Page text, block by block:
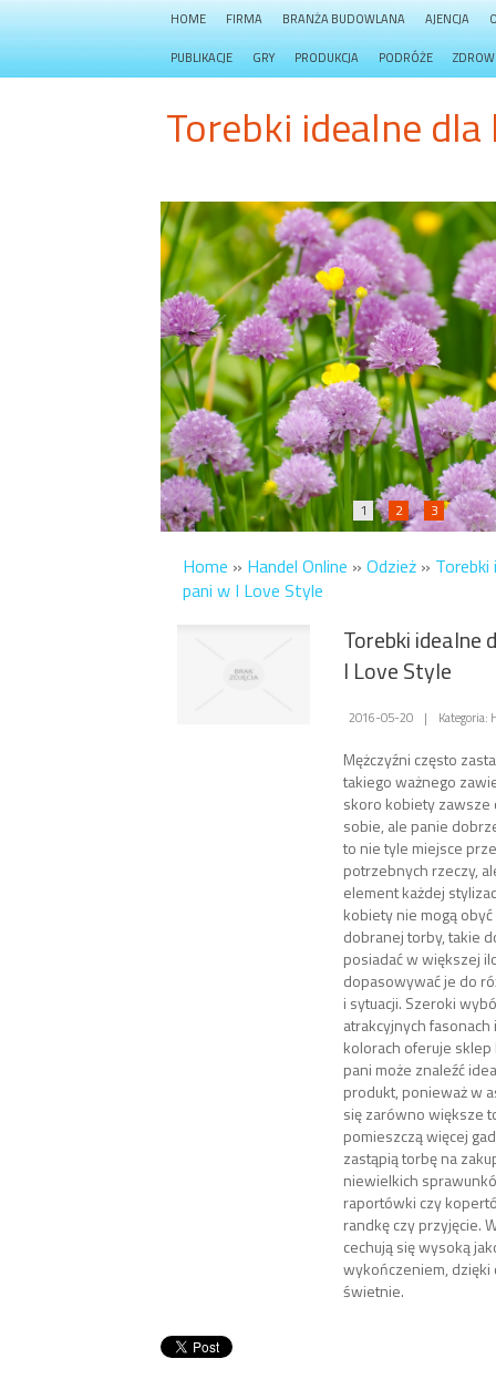
HOME FIRMA BRANŻA BUDOWLANA AJENCJA
PUBLIKACJE GRY PRODUKCJA PODRÓŻE
Torebki idealne
1 2 3
Home » Handel Online » Odzież » Torebki
pani w I Love Style
Torebki idealne
I Love Style
2016-05-20 | Kategoria:
Mężczyźni często
takiego ważnego
skoro kobiety zawsze
sobie, ale panie
to nie tyle miejsce
potrzebnych rzeczy,
element każdej
kobiety nie mogą
dobranej torby, takie
posiadać w większej
dopasowywać je do
i sytuacji. Szeroki
atrakcyjnych
kolorach oferuje sklep
pani może znaleźć
produkt, ponieważ w
się zarówno większe
pomieszczą więcej
zastąpią torbę na
niewielkich
raportówki czy
randkę czy przyjęcie.
cechują się wysoką
wykończeniem, dzięki
świetnie.